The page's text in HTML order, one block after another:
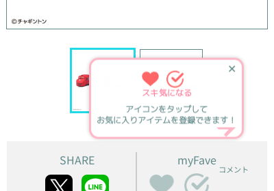
✕
スキ気になる
アイコンをタップして
お気に入りアイテムを登録できます！
SHARE myFave
コメント